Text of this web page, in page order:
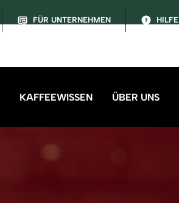
FÜR UNTERNEHMEN HILFE
KAFFEEWISSEN ÜBER UNS